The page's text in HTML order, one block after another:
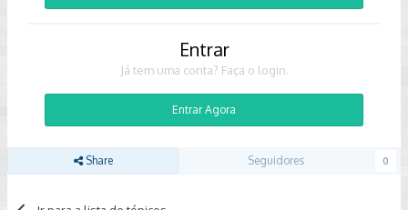
Entrar
Já tem uma conta? Faça o login.
Entrar Agora
Share Seguidores 0